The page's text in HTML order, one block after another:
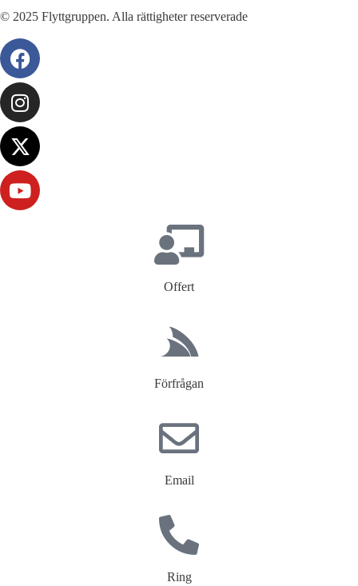
© 2025 Flyttgruppen. Alla rättigheter reserverade
Offert
Förfrågan
Email
Ring